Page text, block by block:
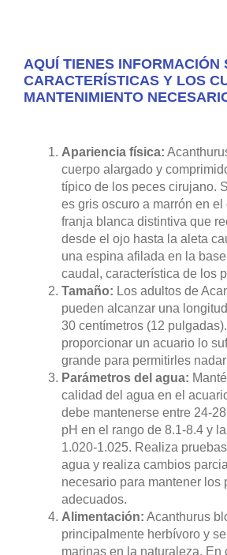
AQUÍ TIENES INFORMACIÓN
CARACTERÍSTICAS Y LOS
MANTENIMIENTO
Apariencia física:
cuerpo alargado y
típico de los peces cirujano.
es gris oscuro a marrón en el
franja blanca distintiva que
desde el ojo hasta la aleta
una espina afilada en la
caudal, característica de los
Tamaño: Los adultos de
pueden alcanzar una
30 centímetros (12
proporcionar un acuario lo
grande para permitirles
Parámetros del agua:
calidad del agua en el
debe mantenerse entre 24-28
pH en el rango de 8.1-8.4 y
1.020-1.025. Realiza
agua y realiza cambios
necesario para mantener los
adecuados.
Alimentación: Acanthurus
principalmente herbívoro y
marinas en la naturaleza. En